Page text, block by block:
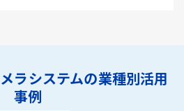
ラシステムの業種別活用
事例